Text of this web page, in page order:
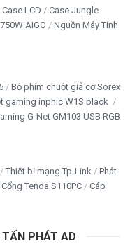
Case LCD
Case Jungle
AIGO
Nguồn Máy Tính
Bộ phím chuột giả cơ Sorex
gaming inphic W1S black
G-Net GM103 USB RGB
Thiết bị mạng Tp-Link
Phát
Tenda S110PC
Cáp
PHÁT AD